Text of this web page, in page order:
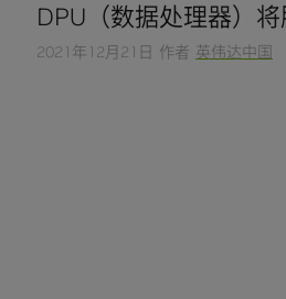
DPU（数据处理器）
2021年12月21日 作者 英伟达中国